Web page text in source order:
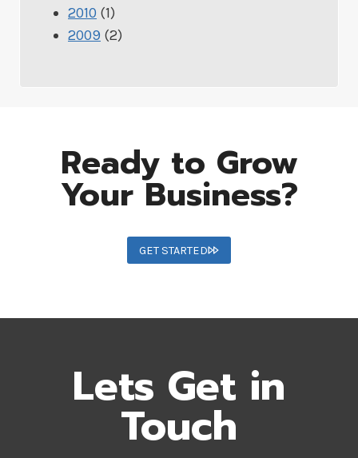
2010 (1)
2009 (2)
Ready to Grow
Your Business?
GET STARTED
Lets Get in
Touch